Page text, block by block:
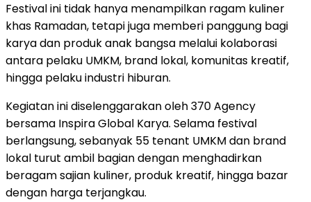
Festivalini tidak hanya menampilkan ragam kuliner
khas Ramadan, tetapijuga memberi panggung bagi
karyadan produkanak bangsa melalui kolaborasi
antara pelaku UMKM, brand lokal, komunitas kreatif,
hingga pelakuindustri hiburan.
Kegiataninidiselenggarakanoleh370 Agency
bersama Inspira Global Karya. Selama festival
berlangsung,sebanyak 55 tenant UMKMdan brand
lokal turut ambil bagiandengan menghadirkan
beragamsajian kuliner, produk kreatif, hingga bazar
dengan harga terjangkau.